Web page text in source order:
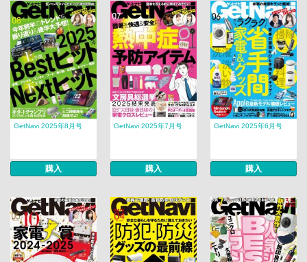
GetNavi 2025年8月号
購入
GetNavi 2025年7月号
購入
GetNavi 2025年6月号
購入